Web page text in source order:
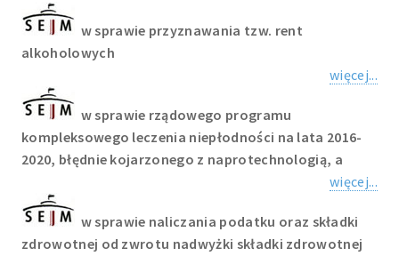
w sprawie przyznawania tzw. rent
alkoholowych
więcej...
w sprawie rządowego programu
kompleksowego leczenia niepłodności na lata 2016-
2020, błędnie kojarzonego z naprotechnologią, a
więcej...
w sprawie naliczania podatku oraz składki
zdrowotnej od zwrotu nadwyżki składki zdrowotnej